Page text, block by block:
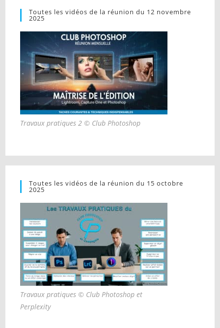
Toutes les vidéos de la réunion du 12 novembre
2025
Travaux pratiques 2 © Club Photoshop
Toutes les vidéos de la réunion du 15 octobre
2025
Travaux pratiques © Club Photoshop et
Perplexity